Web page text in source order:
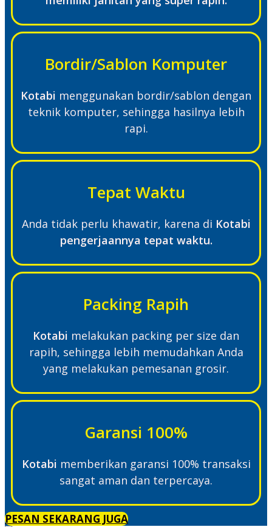
Bordir/Sablon Komputer
Kotabi menggunakan bordir/sablon dengan
teknik komputer, sehingga hasilnya lebih
rapi.
Tepat Waktu
Anda tidak perlu khawatir, karena di Kotabi
pengerjaannya tepat waktu.
Packing Rapih
Kotabi melakukan packing per size dan
rapih, sehingga lebih memudahkan Anda
yang melakukan pemesanan grosir.
Garansi 100%
Kotabi memberikan garansi 100% transaksi
sangat aman dan terpercaya.
PESAN SEKARANG JUGA